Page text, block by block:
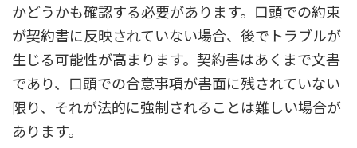
かどうかも確認する必要があります。口頭での約束
が契約書に反映されていない場合、後でトラブルが
生じる可能性が高まります。契約書はあくまで文書
であり、口頭での合意事項が書面に残されていない
限り、それが法的に強制されることは難しい場合が
あります。